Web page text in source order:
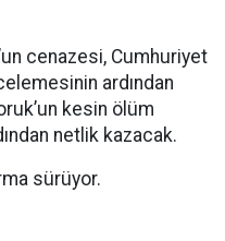
cenazesi, Cumhuriyet
ardından
kesin ölüm
netlik kazacak.
sürüyor.